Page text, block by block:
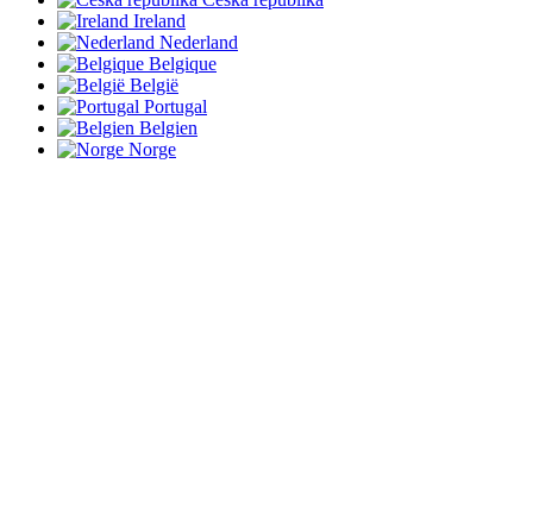
Ireland
Nederland
Belgique
België
Portugal
Belgien
Norge